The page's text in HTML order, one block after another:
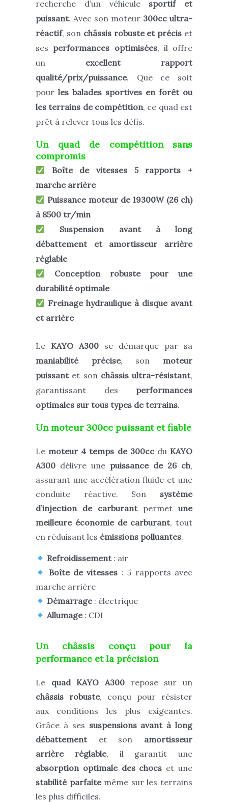
recherche d’un véhicule sportif et
puissant. Avec son moteur 300cc ultra-
réactif, son châssis robuste et précis et
ses performances optimisées, il offre
un excellent rapport
qualité/prix/puissance. Que ce soit
pour les balades sportives en forêt ou
les terrains de compétition, ce quad est
prêt à relever tous les défis.
Un quad de compétition sans
compromis
Boîte de vitesses 5 rapports +
marche arrière
Puissance moteur de 19300W (26 ch)
à 8500 tr/min
Suspension avant à long
débattement et amortisseur arrière
réglable
Conception robuste pour une
durabilité optimale
Freinage hydraulique à disque avant
et arrière
Le KAYO A300 se démarque par sa
maniabilité précise, son moteur
puissant et son châssis ultra-résistant,
garantissant des performances
optimales sur tous types de terrains.
Un moteur 300cc puissant et fiable
Le moteur 4 temps de 300ccdu KAYO
A300 délivre une puissance de 26 ch,
assurant une accélération fluide et une
conduite réactive. Son système
d’injection de carburantpermet une
meilleure économie de carburant, tout
en réduisant les émissions polluantes.
Refroidissement: air
Boîte de vitesses : 5 rapports avec
marche arrière
Démarrage: électrique
Allumage: CDI
Un châssis conçu pour la
performance et la précision
Le quad KAYO A300 repose sur un
châssis robuste, conçu pour résister
aux conditions les plus exigeantes.
Grâce à ses suspensions avant à long
débattementet son amortisseur
arrière réglable, il garantit une
absorption optimale des chocs etune
stabilité parfaitemême sur les terrains
les plus difficiles.